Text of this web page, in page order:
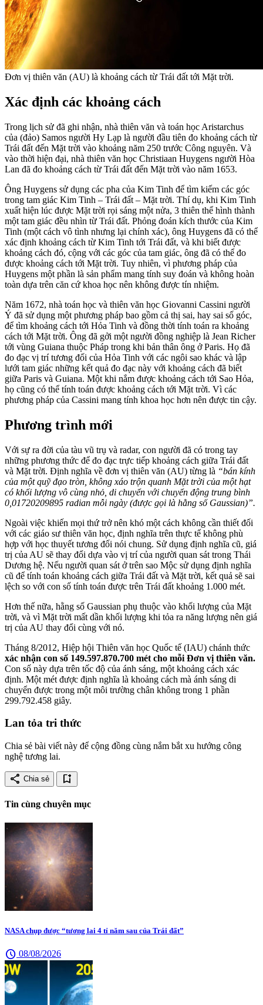
Đơn vị thiên văn (AU) là khoảng cách từ Trái đất tới Mặt trời.
Xác định các khoảng cách
Trong lịch sử đã ghi nhận, nhà thiên văn và toán học Aristarchus
của (đảo) Samos người Hy Lạp là người đầu tiên đo khoảng cách từ
Trái đất đến Mặt trời vào khoảng năm 250 trước Công nguyên. Và
vào thời hiện đại, nhà thiên văn học Christiaan Huygens người Hòa
Lan đã đo khoảng cách từ Trái đất đến Mặt trời vào năm 1653.
Ông Huygens sử dụng các pha của Kim Tinh để tìm kiếm các góc
trong tam giác Kim Tinh – Trái đất – Mặt trời. Thí dụ, khi Kim Tinh
xuất hiện lúc được Mặt trời rọi sáng một nửa, 3 thiên thể hình thành
một tam giác đều nhìn từ Trái đất. Phỏng đoán kích thước của Kim
Tinh (một cách vô tình nhưng lại chính xác), ông Huygens đã có thể
xác định khoảng cách từ Kim Tinh tới Trái đất, và khi biết được
khoảng cách đó, cộng với các góc của tam giác, ông đã có thể đo
được khoảng cách tới Mặt trời. Tuy nhiên, vì phương pháp của
Huygens một phần là sản phẩm mang tính suy đoán và không hoàn
toàn dựa trên căn cứ khoa học nên không được tín nhiệm.
Năm 1672, nhà toán học và thiên văn học Giovanni Cassini người
Ý đã sử dụng một phương pháp bao gồm cả thị sai, hay sai số góc,
để tìm khoảng cách tới Hỏa Tinh và đồng thời tính toán ra khoảng
cách tới Mặt trời. Ông đã gởi một người đồng nghiệp là Jean Richer
tới vùng Guiana thuộc Pháp trong khi bản thân ông ở Paris. Họ đã
đo đạc vị trí tương đối của Hỏa Tinh với các ngôi sao khác và lập
lưới tam giác những kết quả đo đạc này với khoảng cách đã biết
giữa Paris và Guiana. Một khi nắm được khoảng cách tới Sao Hỏa,
họ cũng có thể tính toán được khoảng cách tới Mặt trời. Vì các
phương pháp của Cassini mang tính khoa học hơn nên được tin cậy.
Phương trình mới
Với sự ra đời của tàu vũ trụ và radar, con người đã có trong tay
những phương thức để đo đạc trực tiếp khoảng cách giữa Trái đất
và Mặt trời. Định nghĩa về đơn vị thiên văn (AU) từng là “bán kính
của một quỹ đạo tròn, không xáo trộn quanh Mặt trời của một hạt
có khối lượng vô cùng nhỏ, di chuyển với chuyển động trung bình
0,01720209895 radian mỗi ngày (được gọi là hằng số Gaussian)”.
Ngoài việc khiến mọi thứ trở nên khó một cách không cần thiết đối
với các giáo sư thiên văn học, định nghĩa trên thực tế không phù
hợp với học thuyết tương đối nói chung. Sử dụng định nghĩa cũ, giá
trị của AU sẽ thay đổi dựa vào vị trí của người quan sát trong Thái
Dương hệ. Nếu người quan sát ở trên sao Mộc sử dụng định nghĩa
cũ để tính toán khoảng cách giữa Trái đất và Mặt trời, kết quả sẽ sai
lệch so với con số tính toán được trên Trái đất khoảng 1.000 mét.
Hơn thế nữa, hằng số Gaussian phụ thuộc vào khối lượng của Mặt
trời, và vì Mặt trời mất dần khối lượng khi tỏa ra năng lượng nên giá
trị của AU thay đổi cùng với nó.
Tháng 8/2012, Hiệp hội Thiên văn học Quốc tế (IAU) chánh thức
xác nhận con số 149.597.870.700 mét cho mỗi Đơn vị thiên văn.
Con số này dựa trên tốc độ của ánh sáng, một khoảng cách xác
định. Một mét được định nghĩa là khoảng cách mà ánh sáng di
chuyển được trong một môi trường chân không trong 1 phần
299.792.458 giây.
Lan tỏa tri thức
Chia sẻ bài viết này để cộng đồng cùng nắm bắt xu hướng công
nghệ tương lai.
share Chia sẻ bookmark_add
Tin cùng chuyên mục
NASA chụp được “tương lai 4 tỉ năm sau của Trái đất”
schedule 08/08/2026